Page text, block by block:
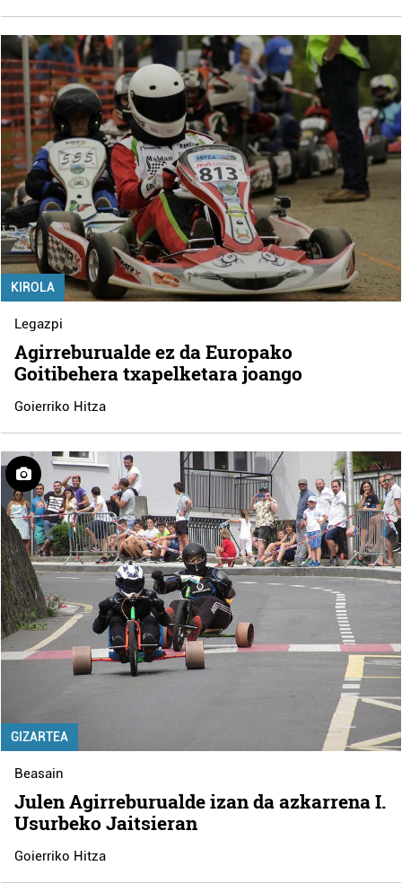
KIROLA
Legazpi
Agirreburualde ez da Europako
Goitibehera txapelketara joango
Goierriko Hitza
GIZARTEA
Beasain
Julen Agirreburualde izan da azkarrena I.
Usurbeko Jaitsieran
Goierriko Hitza